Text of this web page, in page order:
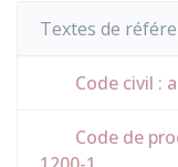
Textes de
Code civil :
Code de